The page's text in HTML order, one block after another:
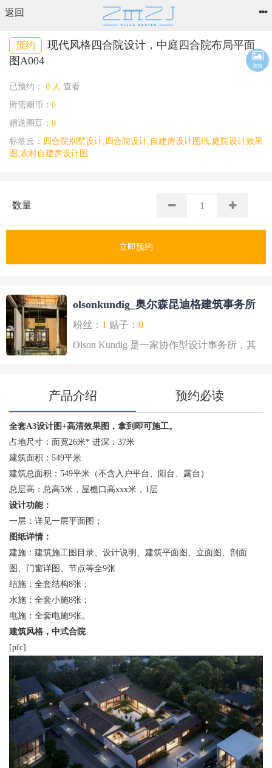
返回
预约
现代风格四合院设计，中庭四合院布局平面
图A004
已预约： 0 人 查看
所需圈币： 0
赠送圈豆： 0
标签云： 四合院别墅设计,四合院设计,自建房设计图纸,庭院设计效果
图,农村自建房设计图
数量
立即预约
olsonkundig_奥尔森昆迪格建筑事务所
粉丝： 1 贴子： 0
Olson Kundig 是一家协作型设计事务所，其
产品介绍 预约必读
全套A3设计图+高清效果图，拿到即可施工。
占地尺寸：面宽26米* 进深：37米
建筑面积：549平米
建筑总面积：549平米（不含入户平台、阳台、露台）
总层高：总高5米，屋檐口高xxx米，1层
设计功能：
一层：详见一层平面图；
图纸详情：
建施：建筑施工图目录、设计说明、建筑平面图、立面图、剖面
图、门窗详图、节点等全9张
结施：全套结构8张；
水施：全套小施8张；
电施：全套电施9张。
建筑风格，中式合院
[pfc]
海报